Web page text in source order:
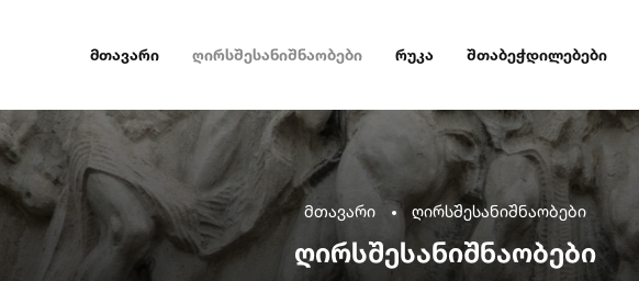
მთავარი ღირსშესანიშნაობები რუკა შთაბეჭდილებები
მთავარი ღირსშესანიშნაობები
ღირსშესანიშნაობები